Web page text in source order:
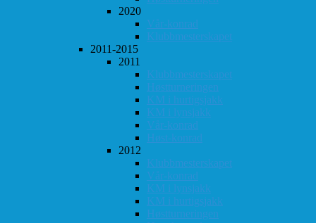
2020
Vår-konrad
Klubbmesterskapet
2011-2015
2011
Klubbmesterskapet
Høstturneringen
KM i hurtigsjakk
KM i lynsjakk
Vår-konrad
Høst-konrad
2012
Klubbmesterskapet
Vår-konrad
KM i lynsjakk
KM i hurtigsjakk
Høstturneringen